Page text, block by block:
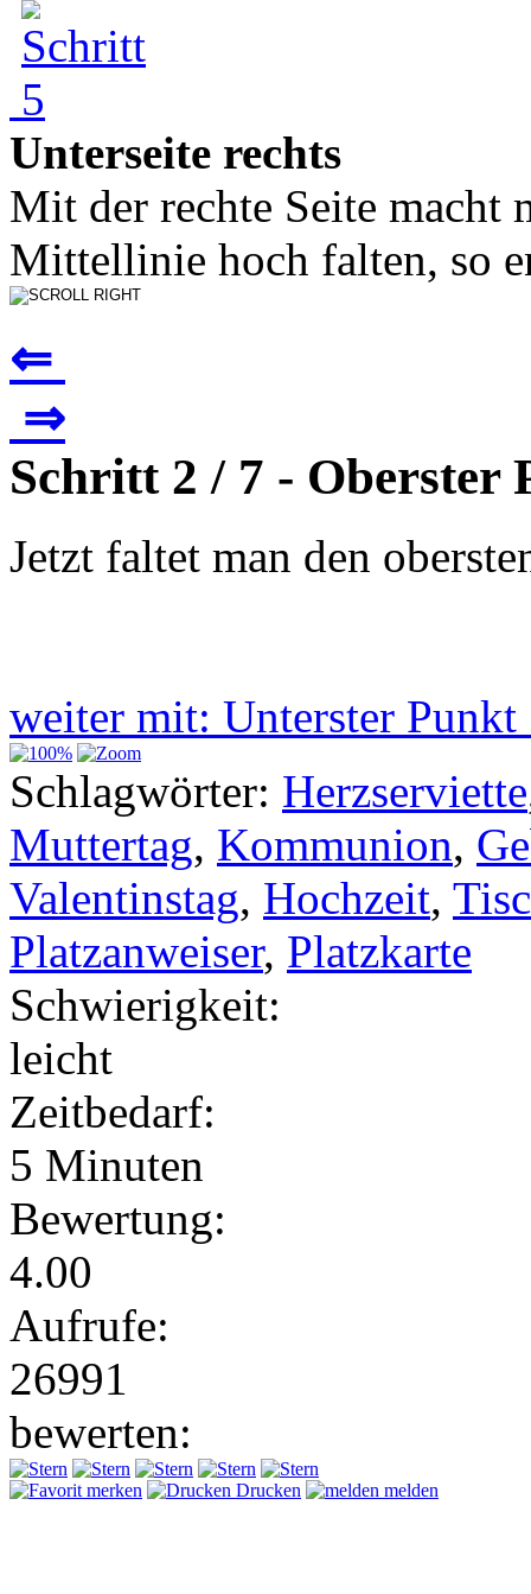
Unterseite rechts
Mit der rechte Seite macht
Mittellinie hoch falten, so
⇐
⇒
Schritt 2 / 7 - Oberster
Jetzt faltet man den
weiter mit: Unterster
Schlagwörter: Herzserviette
Muttertag, Kommunion,
Valentinstag, Hochzeit,
Platzanweiser, Platzkarte
Schwierigkeit:
leicht
Zeitbedarf:
5 Minuten
Bewertung:
4.00
Aufrufe:
26991
bewerten:
merken Drucken melden